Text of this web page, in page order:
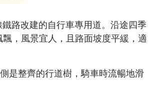
路改建的自行車專用道。沿途四季
，風景宜人，且路面坡度平緩，適
是整齊的行道樹，騎車時流暢地滑